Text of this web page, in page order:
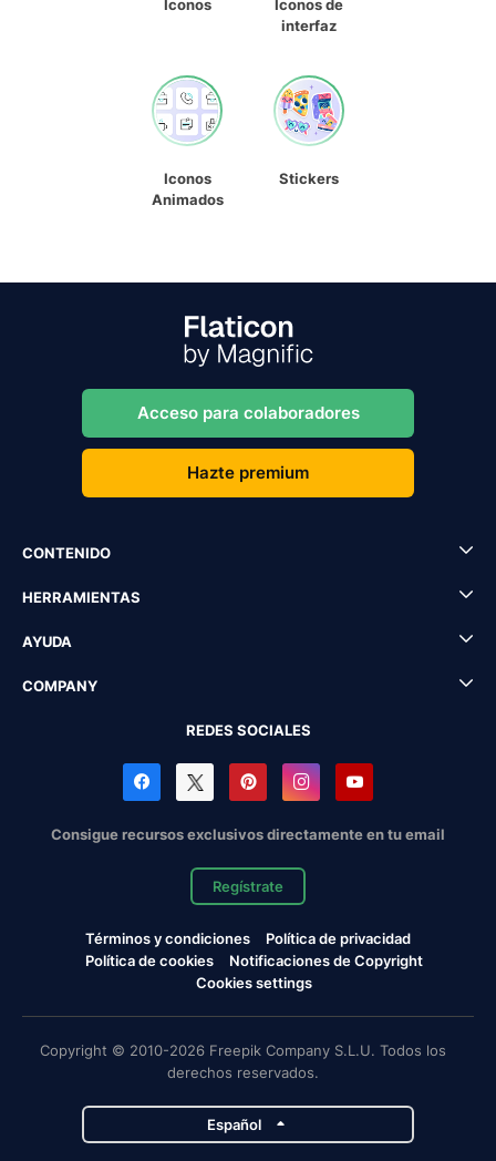
Iconos
Iconos de
interfaz
Iconos
Animados
Stickers
Acceso para colaboradores
Hazte premium
CONTENIDO
HERRAMIENTAS
AYUDA
COMPANY
REDES SOCIALES
Consigue recursos exclusivos directamente en tu email
Regístrate
Términos y condiciones
Política de privacidad
Política de cookies
Notificaciones de Copyright
Cookies settings
Copyright © 2010-2026 Freepik Company S.L.U. Todos los
derechos reservados.
Español